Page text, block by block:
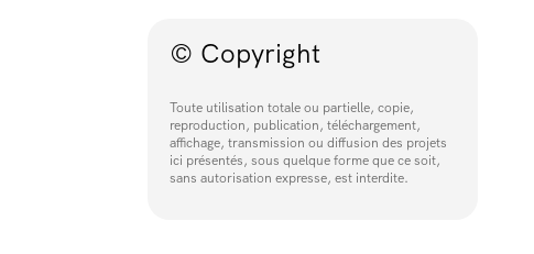
© Copyright
Toute utilisation totale ou partielle, copie,
reproduction, publication, téléchargement,
affichage, transmission ou diffusion des projets
ici présentés, sous quelque forme que ce soit,
sans autorisation expresse, est interdite.